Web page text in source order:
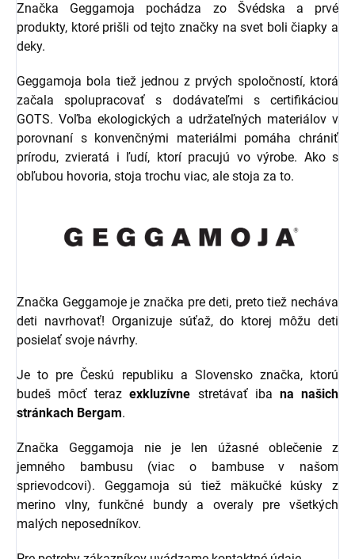
Značka Geggamoja pochádza zo Švédska a prvé
produkty, ktoré prišli od tejto značky na svet boli čiapky a
deky.
Geggamoja bola tiež jednou z prvých spoločností, ktorá
začala spolupracovať s dodávateľmi s certifikáciou
GOTS. Voľba ekologických a udržateľných materiálov v
porovnaní s konvenčnými materiálmi pomáha chrániť
prírodu, zvieratá i ľudí, ktorí pracujú vo výrobe. Ako s
obľubou hovoria, stoja trochu viac, ale stoja za to.
Značka Geggamoje je značka pre deti, preto tiež necháva
deti navrhovať! Organizuje súťaž, do ktorej môžu deti
posielať svoje návrhy.
Je to pre Českú republiku a Slovensko značka, ktorú
budeš môcť terazexkluzívne stretávať iba na našich
stránkach Bergam.
Značka Geggamoja nie je len úžasné oblečenie z
jemného bambusu (viac o bambuse v našom
sprievodcovi). Geggamoja sú tiež mäkučké kúsky z
merino vlny, funkčné bundy a overaly pre všetkých
malých neposedníkov.